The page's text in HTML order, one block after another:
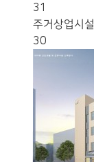
31
주거상업시설
30